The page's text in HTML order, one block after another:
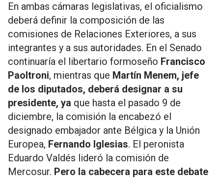
En ambas cámaras legislativas, el oficialismo
deberá definir la composición de las
comisiones de Relaciones Exteriores, a sus
integrantes y a sus autoridades. En el Senado
continuaría el libertario formoseño Francisco
Paoltroni, mientras que Martín Menem, jefe
de los diputados, deberá designar a su
presidente, ya que hasta el pasado 9 de
diciembre, la comisión la encabezó el
designado embajador ante Bélgica y la Unión
Europea, Fernando Iglesias. El peronista
Eduardo Valdés lideró la comisión de
Mercosur. Pero la cabecera para este debate